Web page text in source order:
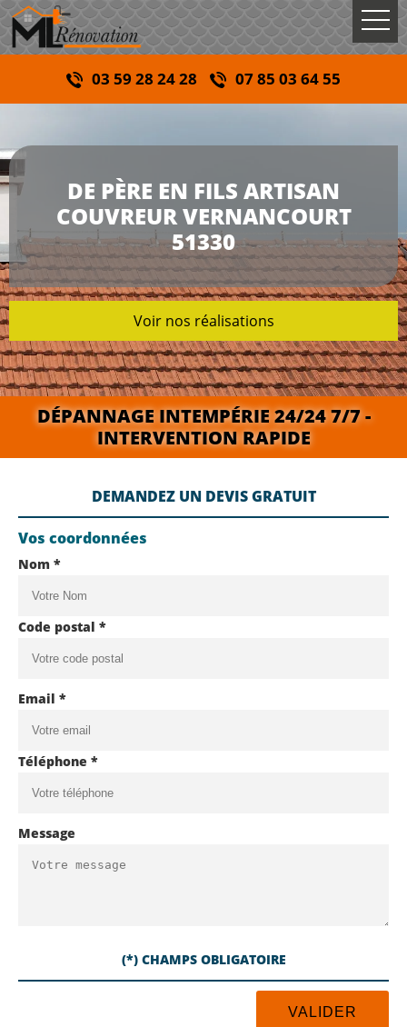
03 59 28 24 28 07 85 03 64 55
DE PÈRE EN FILS ARTISAN
COUVREUR VERNANCOURT
51330
Voir nos réalisations
DÉPANNAGE INTEMPÉRIE 24/24 7/7 -
INTERVENTION RAPIDE
DEMANDEZ UN DEVIS GRATUIT
Vos coordonnées
Nom *
Code postal *
Email *
Téléphone *
Message
(*) CHAMPS OBLIGATOIRE